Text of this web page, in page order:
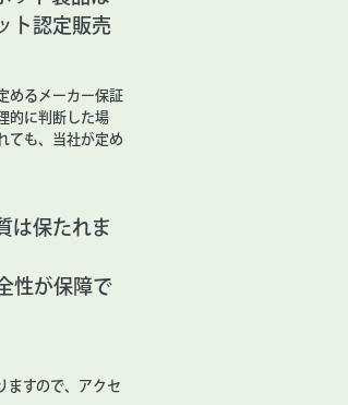
ト認定販売
めるメーカー保証
的に判断した場
ても、当社が定め
は保たれま
性が保障で
ますので、アクセ